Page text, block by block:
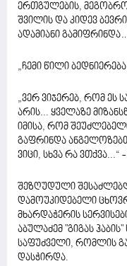
ერთგულების,
შვილის და კიდევ
ადამიანი
„ჩემი წილი
„ვერ ვიჯერებ, რომ ეს
არის... ყველაზე
იმისა, რომ
გაფრინდა
ვიცი, სხვა რა
შეზღუდული
დამოუკიდებელი
მხარდაჭერის
აბულაძემ "გიგას
საფუძველი, რომლის
დასჭირდა.